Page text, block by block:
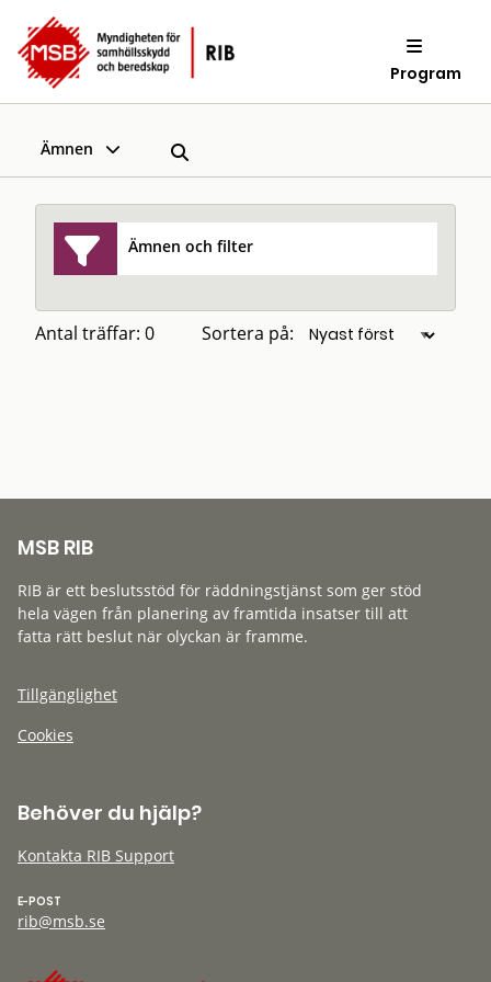
Program
Ämnen
Ämnen och filter
Antal träffar: 0 Sortera på:
MSB RIB
RIB är ett beslutsstöd för räddningstjänst som ger stöd
hela vägen från planering av framtida insatser till att
fatta rätt beslut när olyckan är framme.
Tillgänglighet
Cookies
Behöver du hjälp?
Kontakta RIB Support
E-POST
rib@msb.se